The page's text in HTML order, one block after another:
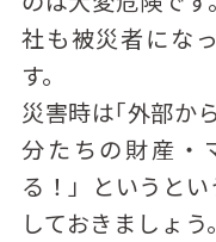
社も被災者にな
す。
災害時は｢外部か
分たちの財産・
る！」というと
しておきましょ